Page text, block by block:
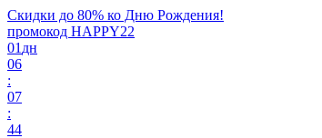
Скидки до 80% ко Дню Рождения!
промокод HAPPY22
01 дн
06
:
07
:
44